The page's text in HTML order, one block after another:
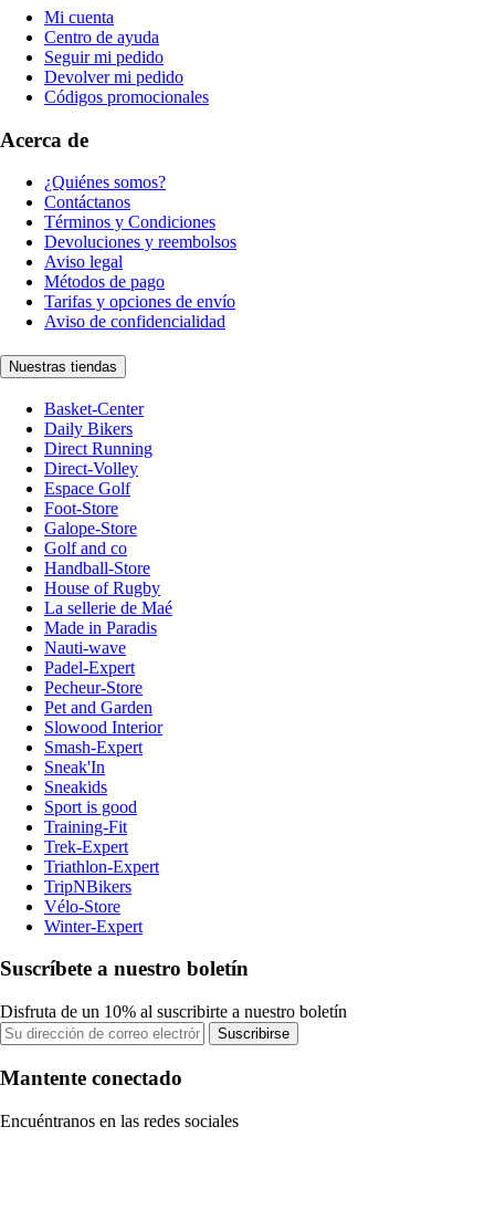
Mi cuenta
Centro de ayuda
Seguir mi pedido
Devolver mi pedido
Códigos promocionales
Acerca de
¿Quiénes somos?
Contáctanos
Términos y Condiciones
Devoluciones y reembolsos
Aviso legal
Métodos de pago
Tarifas y opciones de envío
Aviso de confidencialidad
Nuestras tiendas
Basket-Center
Daily Bikers
Direct Running
Direct-Volley
Espace Golf
Foot-Store
Galope-Store
Golf and co
Handball-Store
House of Rugby
La sellerie de Maé
Made in Paradis
Nauti-wave
Padel-Expert
Pecheur-Store
Pet and Garden
Slowood Interior
Smash-Expert
Sneak'In
Sneakids
Sport is good
Training-Fit
Trek-Expert
Triathlon-Expert
TripNBikers
Vélo-Store
Winter-Expert
Suscríbete a nuestro boletín
Disfruta de un 10% al suscribirte a nuestro boletín
Suscribirse
Mantente conectado
Encuéntranos en las redes sociales